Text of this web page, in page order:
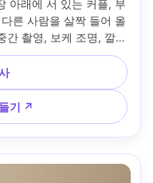
아래에 서 있는 커플, 부
른 사람을 살짝 들어 올
간 촬영, 보케 조명, 깔끔
운 피부 질감 --ar 4:5
기 ↗